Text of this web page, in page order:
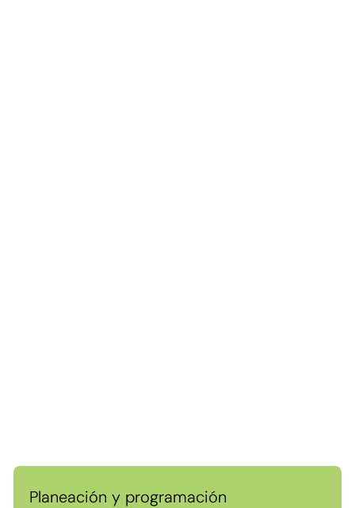
Planeación y programación